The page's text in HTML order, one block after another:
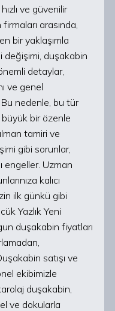
ve güvenilir
arasında,
bir yaklaşımla
değişimi, duşakabin
detaylar,
ve genel
nedenle, bu tür
büyük bir özenle
tamiri ve
gibi sorunlar,
engeller. Uzman
kalıcı
ilk günkü gibi
Yazlık Yeni
duşakabin fiyatları
satışı ve
ekibimizle
duşakabin,
ve dokularla